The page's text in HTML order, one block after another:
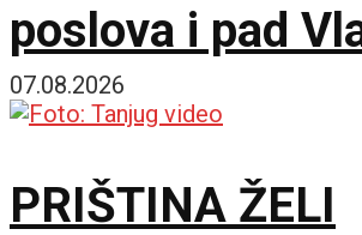
poslova i pad
07.08.2026
PRIŠTINA ŽELI